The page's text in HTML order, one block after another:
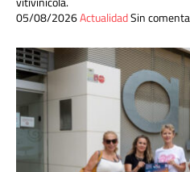
05/08/2026ActualidadSin